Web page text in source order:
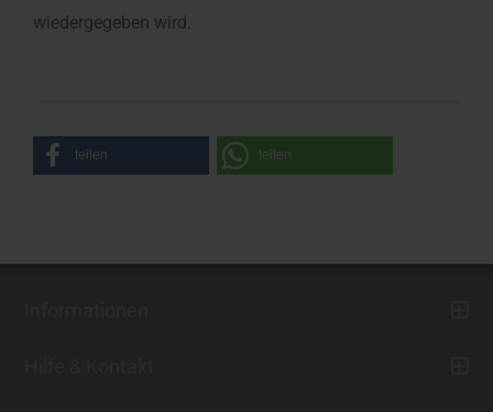
wiedergegeben wird.
teilen teilen